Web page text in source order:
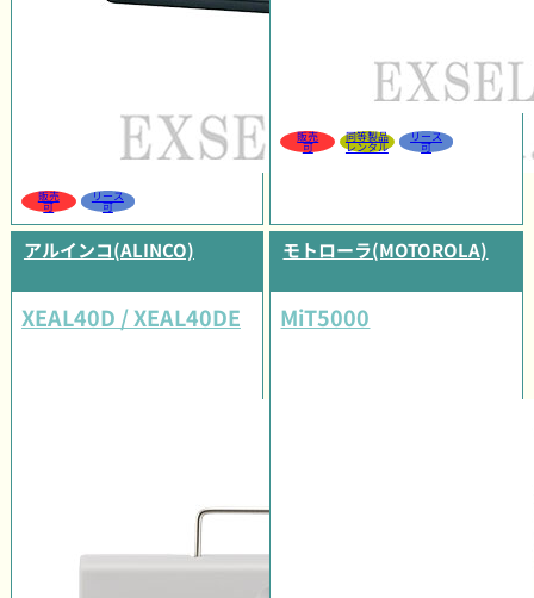
販売
可
リース
可
販売
可
同等製品
レンタル
リース
可
アルインコ(ALINCO)
XEAL40D / XEAL40DE
モトローラ(MOTOROLA)
MiT5000